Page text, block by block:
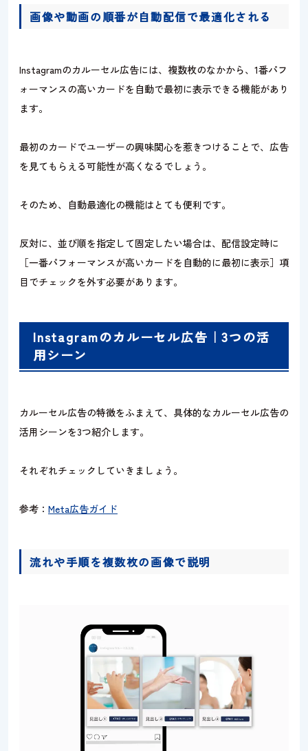
画像や動画の順番が自動配信で最適化される
Instagramのカルーセル広告には、複数枚のなかから、1番パフ
ォーマンスの高いカードを自動で最初に表示できる機能があり
ます。
最初のカードでユーザーの興味関心を惹きつけることで、広告
を見てもらえる可能性が高くなるでしょう。
そのため、自動最適化の機能はとても便利です。
反対に、並び順を指定して固定したい場合は、配信設定時に
［一番パフォーマンスが高いカードを自動的に最初に表示］項
目でチェックを外す必要があります。
Instagramのカルーセル広告｜3つの活
用シーン
カルーセル広告の特徴をふまえて、具体的なカルーセル広告の
活用シーンを3つ紹介します。
それぞれチェックしていきましょう。
参考： Meta広告ガイド
流れや手順を複数枚の画像で説明